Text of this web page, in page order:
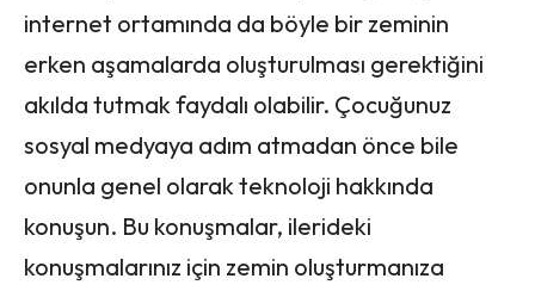
internet ortamında da böyle bir zeminin
erken aşamalarda oluşturulması gerektiğini
akılda tutmak faydalı olabilir. Çocuğunuz
sosyal medyaya adım atmadan önce bile
onunla genel olarak teknoloji hakkında
konuşun. Bu konuşmalar, ilerideki
konuşmalarınız için zemin oluşturmanıza